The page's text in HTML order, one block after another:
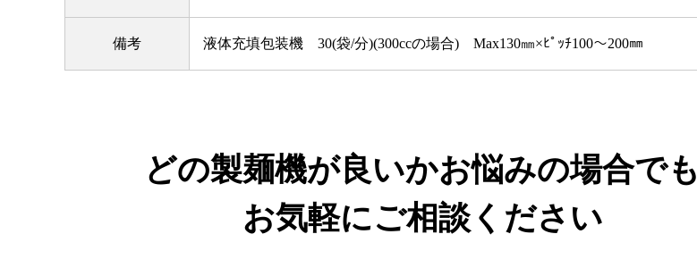
備考 液体充填包装機 30(袋/分)(300ccの場合) Max130㎜×ﾋﾟｯﾁ100～200㎜
どの製麺機が良いかお悩みの場合でも
お気軽にご相談ください